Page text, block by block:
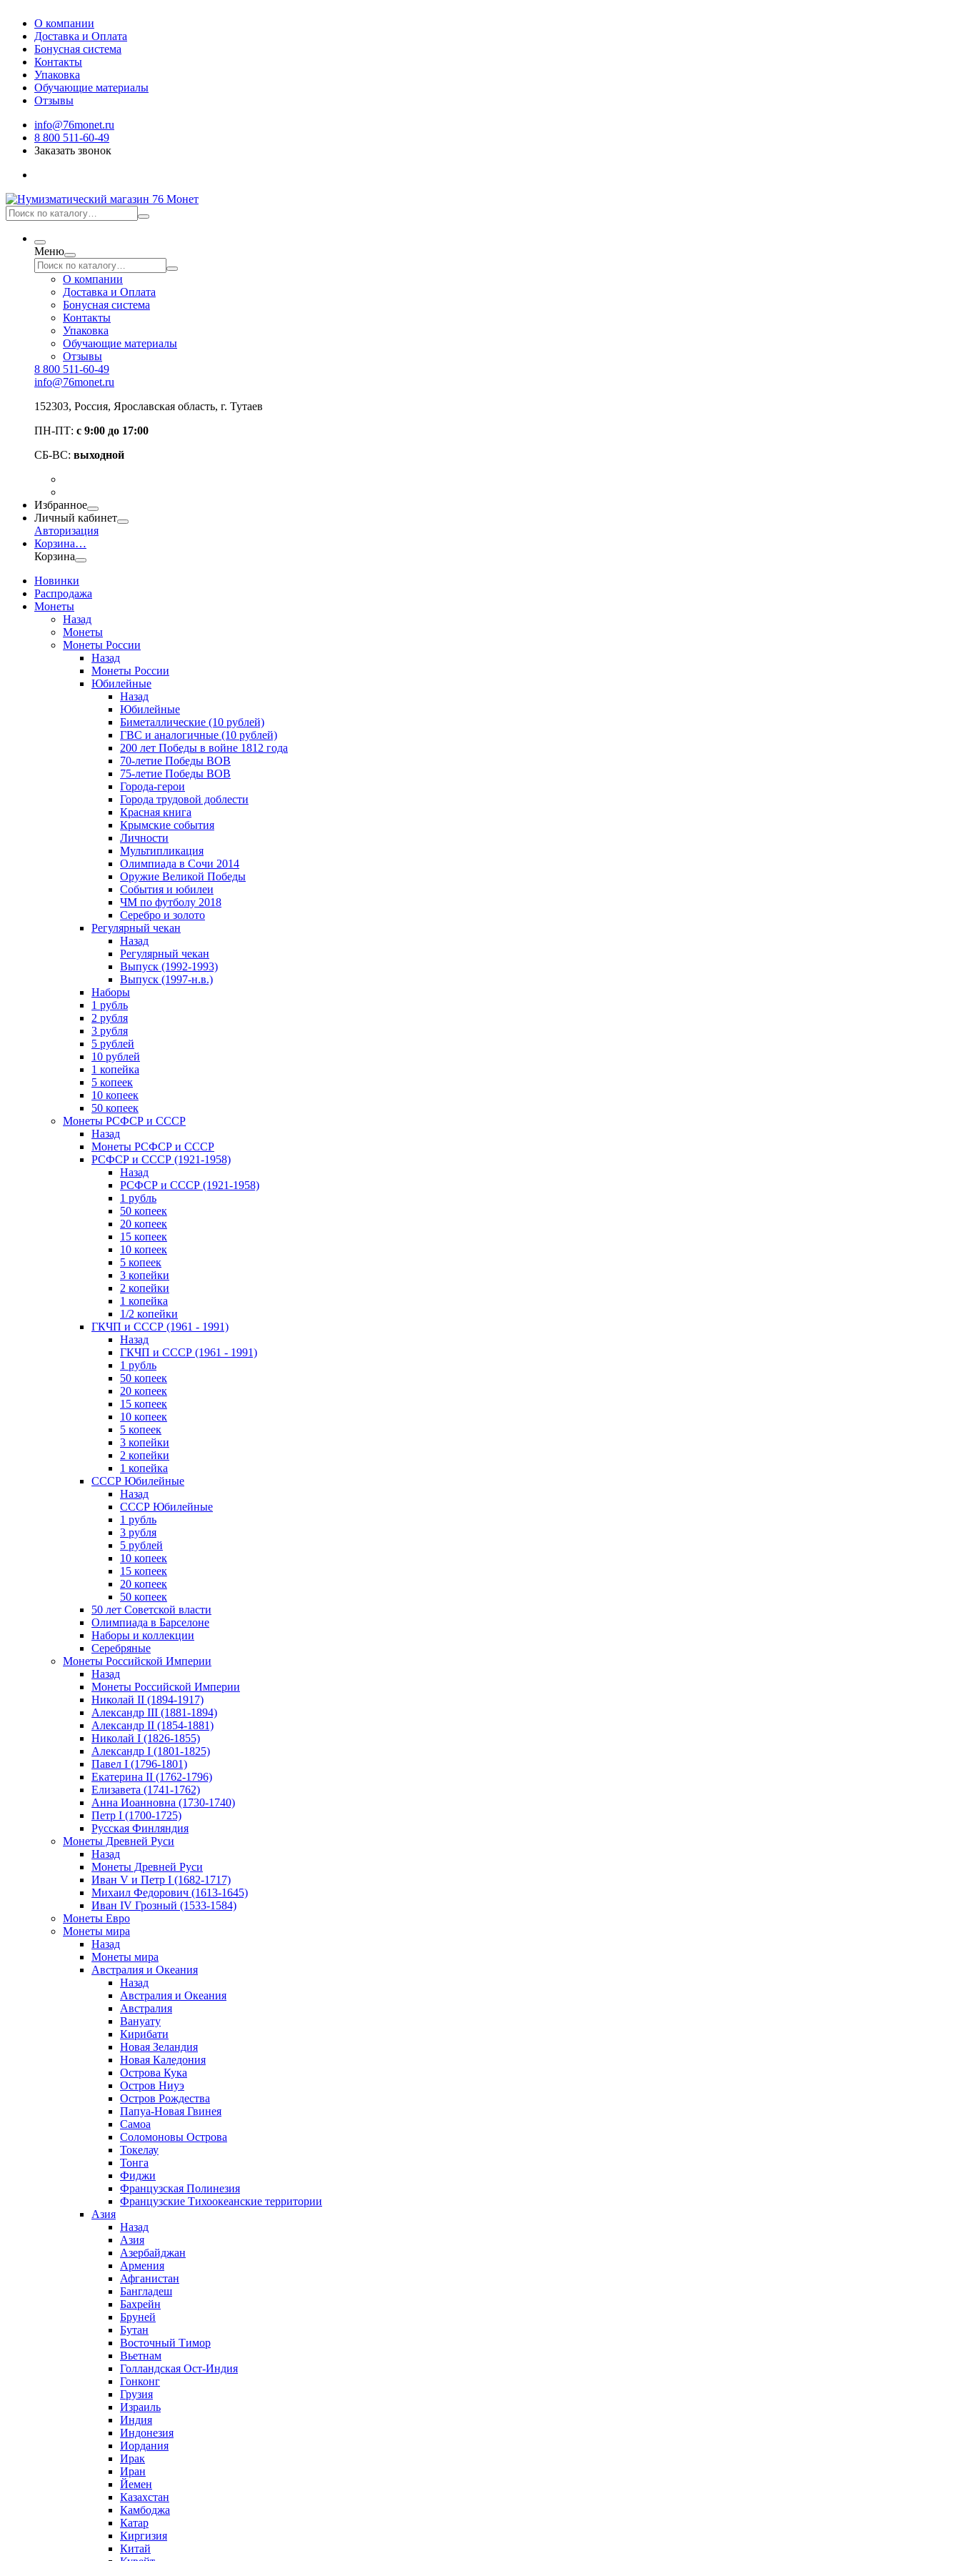
О компании
Доставка и Оплата
Бонусная система
Контакты
Упаковка
Обучающие материалы
Отзывы
info@76monet.ru
8 800 511-60-49
Заказать звонок
Меню
О компании
Доставка и Оплата
Бонусная система
Контакты
Упаковка
Обучающие материалы
Отзывы
8 800 511-60-49
info@76monet.ru
152303, Россия, Ярославская область, г. Тутаев
ПН-ПТ: с 9:00 до 17:00
СБ-ВС: выходной
Избранное
Личный кабинет
Авторизация
Корзина…
Корзина
Новинки
Распродажа
Монеты
Назад
Монеты
Монеты России
Назад
Монеты России
Юбилейные
Назад
Юбилейные
Биметаллические (10 рублей)
ГВС и аналогичные (10 рублей)
200 лет Победы в войне 1812 года
70-летие Победы ВОВ
75-летие Победы ВОВ
Города-герои
Города трудовой доблести
Красная книга
Крымские события
Личности
Мультипликация
Олимпиада в Сочи 2014
Оружие Великой Победы
События и юбилеи
ЧМ по футболу 2018
Серебро и золото
Регулярный чекан
Назад
Регулярный чекан
Выпуск (1992-1993)
Выпуск (1997-н.в.)
Наборы
1 рубль
2 рубля
3 рубля
5 рублей
10 рублей
1 копейка
5 копеек
10 копеек
50 копеек
Монеты РСФСР и СССР
Назад
Монеты РСФСР и СССР
РСФСР и СССР (1921-1958)
Назад
РСФСР и СССР (1921-1958)
1 рубль
50 копеек
20 копеек
15 копеек
10 копеек
5 копеек
3 копейки
2 копейки
1 копейка
1/2 копейки
ГКЧП и СССР (1961 - 1991)
Назад
ГКЧП и СССР (1961 - 1991)
1 рубль
50 копеек
20 копеек
15 копеек
10 копеек
5 копеек
3 копейки
2 копейки
1 копейка
СССР Юбилейные
Назад
СССР Юбилейные
1 рубль
3 рубля
5 рублей
10 копеек
15 копеек
20 копеек
50 копеек
50 лет Советской власти
Олимпиада в Барселоне
Наборы и коллекции
Серебряные
Монеты Российской Империи
Назад
Монеты Российской Империи
Николай II (1894-1917)
Александр III (1881-1894)
Александр II (1854-1881)
Николай I (1826-1855)
Александр I (1801-1825)
Павел I (1796-1801)
Екатерина II (1762-1796)
Елизавета (1741-1762)
Анна Иоанновна (1730-1740)
Петр I (1700-1725)
Русская Финляндия
Монеты Древней Руси
Назад
Монеты Древней Руси
Иван V и Петр I (1682-1717)
Михаил Федорович (1613-1645)
Иван IV Грозный (1533-1584)
Монеты Евро
Монеты мира
Назад
Монеты мира
Австралия и Океания
Назад
Австралия и Океания
Австралия
Вануату
Кирибати
Новая Зеландия
Новая Каледония
Острова Кука
Остров Ниуэ
Остров Рождества
Папуа-Новая Гвинея
Самоа
Соломоновы Острова
Токелау
Тонга
Фиджи
Французская Полинезия
Французские Тихоокеанские территории
Азия
Назад
Азия
Азербайджан
Армения
Афганистан
Бангладеш
Бахрейн
Бруней
Бутан
Восточный Тимор
Вьетнам
Голландская Ост-Индия
Гонконг
Грузия
Израиль
Индия
Индонезия
Иордания
Ирак
Иран
Йемен
Казахстан
Камбоджа
Катар
Киргизия
Китай